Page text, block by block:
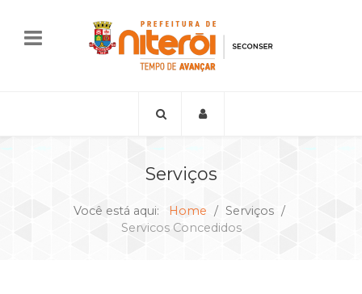
Serviços
Você está aqui: Home
Serviços
Servicos Concedidos